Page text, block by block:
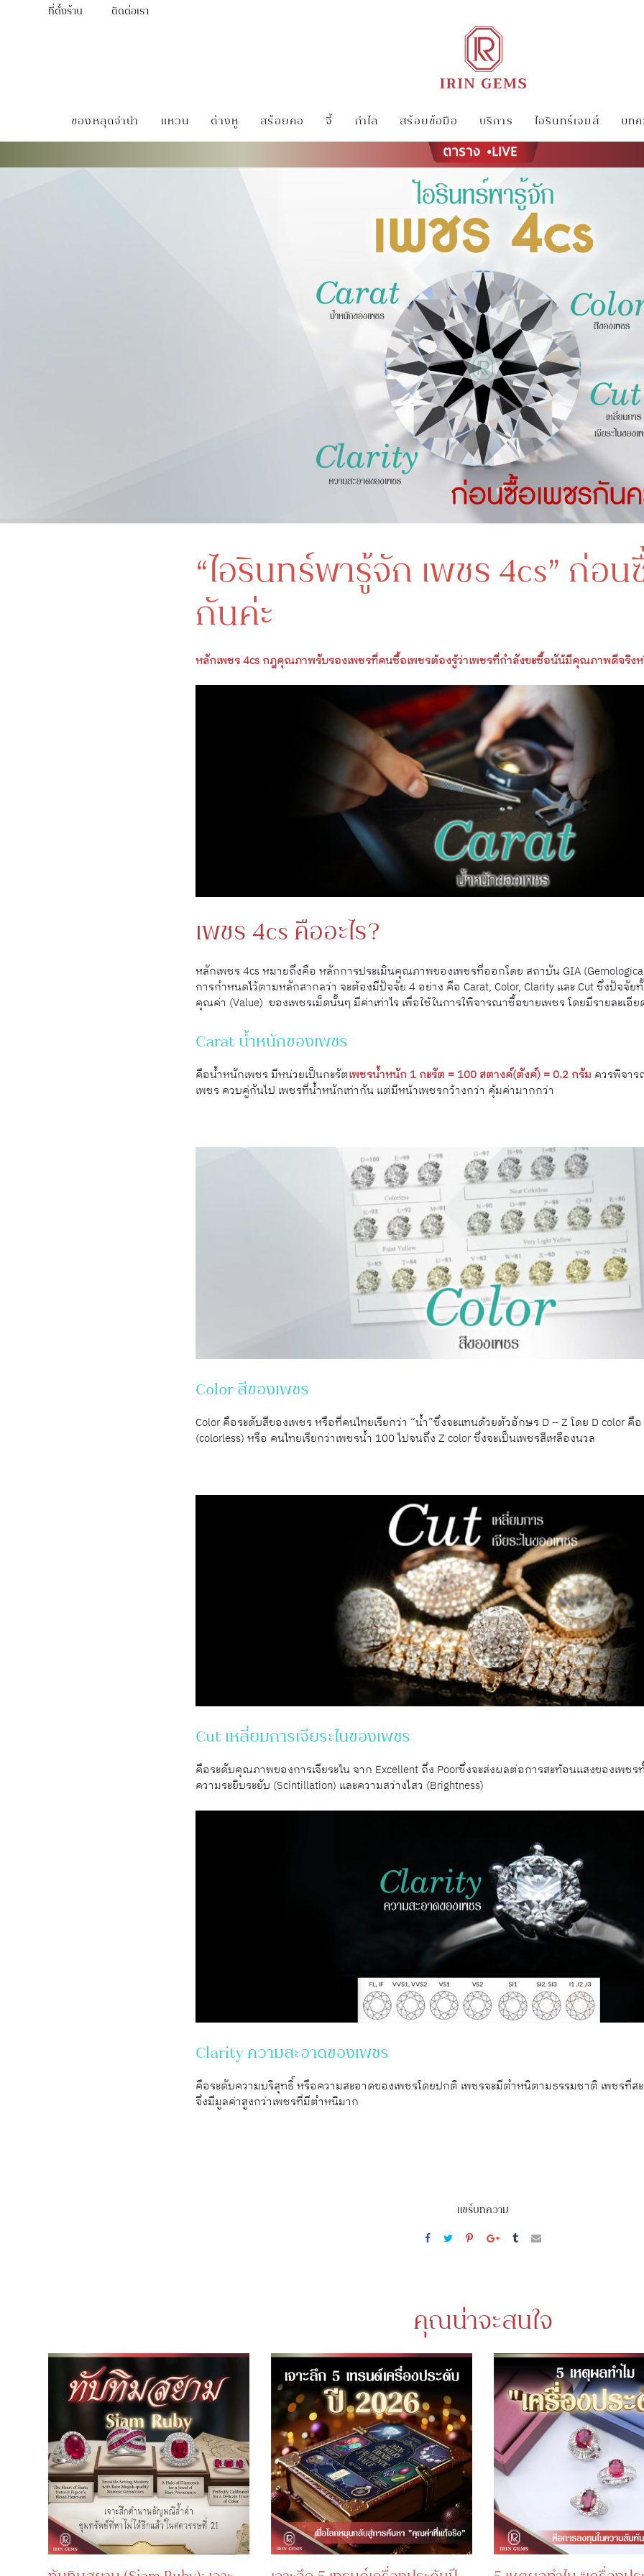
ที่ตั้งร้าน ติดต่อเรา
ของหลุดจำนำ แหวน ต่างหู สร้อยคอ จี้ กำไล สร้อยข้อมือ บริการ ไอรินทร์เจมส์ บท
“ไอรินทร์พารู้จัก เพชร 4cs” ก่อ
กันค่ะ
หลักเพชร 4cs กฎคุณภาพรับรองเพชรที่คนซื้อเพชรต้องรู้ว่าเพชรที่กำลังขะซื้อนัน้มีคุณภาพดีจริงห
เพชร 4cs คืออะไร?
หลักเพชร 4cs หมายถึงคือ หลักการประเมินคุณภาพของเพชรที่ออกโดย สถาบัน GIA
การกำหนดไว้ตามหลักสากลว่า จะต้องมีปัจจัย 4 อย่าง คือ Carat, Color, Clarity และ Cut ซึ่งปัจจัย
คุณค่า (Value) ของเพชรเม็ดนั้นๆ มีค่าเท่าไร เพื่อใช้ในการใพิจารณาซื้อขายเพชร โดยมีรายละเอี
Carat นํ้าหนักของเพชร
คือนํ้าหนักเพชร มีหน่วยเป็นกะรัตเพชรนํ้าหนัก 1 กะรัต = 100 สตางค์(ตังค์) = 0.2 กรัม ควรพิจา
เพชร ควบคู่กันไป เพชรที่นํ้าหนักเท่ากัน แต่มีหน้าเพชรกว้างกว่า คุ้มค่ามากกว่า
Color สีของเพชร
Color คือระดับสีของเพชร หรือที่คนไทยเรียกว่า “นํ้า”ซึ่งจะแทนด้วยตัวอักษร D – Z โดย D color คือ
(colorless) หรือ คนไทยเรียกว่าเพชรนํ้า 100 ไปจนถึง Z color ซึ่งจะเป็นเพชรสีเหลืองนวล
Cut เหลี่ยมการเจียระไนของเพชร
คือระดับคุณภาพของการเจียระไน จาก Excellent ถึง Poorซึ่งจะส่งผลต่อการสะท้อนแสงของเพชร
ความระยิบระยับ (Scintillation) และความสว่างไสว (Brightness)
Clarity ความสะอาดของเพชร
คือระดับความบริสุทธิ์ หรือความสะอาดของเพชรโดยปกติ เพชรจะมีตําหนิตามธรรมชาติ เพชรที่ส
จึงมีมูลค่าสูงกว่าเพชรที่มีตําหนิมาก
แชร์บทความ
คุณน่าจะสนใจ